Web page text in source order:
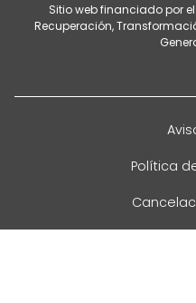
Sitio web financiado por
Recuperación,
Política